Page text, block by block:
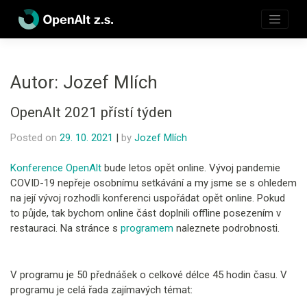
content
Autor: Jozef Mlích
OpenAlt 2021 přístí týden
Posted on 29. 10. 2021 | by Jozef Mlích
Konference OpenAlt bude letos opět online. Vývoj pandemie
COVID-19 nepřeje osobnímu setkávání a my jsme se s ohledem
na její vývoj rozhodli konferenci uspořádat opět online. Pokud
to půjde, tak bychom online část doplnili offline posezením v
restauraci. Na stránce s programem naleznete podrobnosti.
V programu je 50 přednášek o celkové délce 45 hodin času. V
programu je celá řada zajímavých témat: